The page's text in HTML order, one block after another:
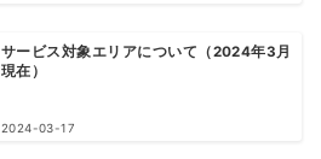
サービス対象エリアについて（2024年3月
現在）
2024-03-17